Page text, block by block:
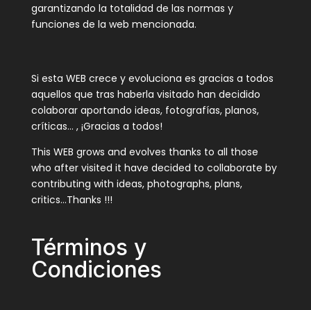
garantizando la totalidad de las normas y
funciones de la web mencionada.
Si esta WEB crece y evoluciona es gracias a todos
aquellos que tras haberla visitado han decidido
colaborar aportando ideas, fotografías, planos,
críticas… , ¡Gracias a todos!
This WEB grows and evolves thanks to all those
who after visited it have decided to collaborate by
contributing with ideas, photographs, plans,
critics…Thanks !!!
Términos y
Condiciones